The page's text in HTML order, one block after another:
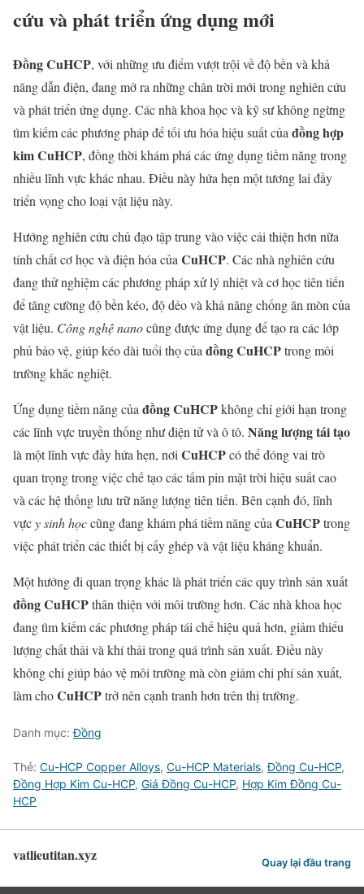
cứu và phát triển ứng dụng mới
Đồng CuHCP, với những ưu điểm vượt trội về độ bền và khả
năng dẫn điện, đang mở ra những chân trời mới trong nghiên cứu
và phát triển ứng dụng. Các nhà khoa học và kỹ sư không ngừng
tìm kiếm các phương pháp để tối ưu hóa hiệu suất của đồng hợp
kim CuHCP, đồng thời khám phá các ứng dụng tiềm năng trong
nhiều lĩnh vực khác nhau. Điều này hứa hẹn một tương lai đầy
triển vọng cho loại vật liệu này.
Hướng nghiên cứu chủ đạo tập trung vào việc cải thiện hơn nữa
tính chất cơ học và điện hóa của CuHCP. Các nhà nghiên cứu
đang thử nghiệm các phương pháp xử lý nhiệt và cơ học tiên tiến
để tăng cường độ bền kéo, độ dẻo và khả năng chống ăn mòn của
vật liệu. Công nghệ nanocũng được ứng dụng để tạo ra các lớp
phủ bảo vệ, giúp kéo dài tuổi thọ của đồng CuHCPtrong môi
trường khắc nghiệt.
Ứng dụng tiềm năng của đồng CuHCPkhông chỉ giới hạn trong
các lĩnh vực truyền thống như điện tử và ô tô. Năng lượng tái tạo
là một lĩnh vực đầy hứa hẹn, nơi CuHCPcó thể đóng vai trò
quan trọng trong việc chế tạo các tấm pin mặt trời hiệu suất cao
và các hệ thống lưu trữ năng lượng tiên tiến. Bên cạnh đó, lĩnh
vựcy sinh họccũng đang khám phá tiềm năng của CuHCPtrong
việc phát triển các thiết bị cấy ghép và vật liệu kháng khuẩn.
Một hướng đi quan trọng khác là phát triển các quy trình sản xuất
đồng CuHCPthân thiện với môi trường hơn. Các nhà khoa học
đang tìm kiếm các phương pháp tái chế hiệu quả hơn, giảm thiểu
lượng chất thải và khí thải trong quá trình sản xuất. Điều này
không chỉ giúp bảo vệ môi trường mà còn giảm chi phí sản xuất,
làm choCuHCPtrở nên cạnh tranh hơn trên thị trường.
Danh mục:Đồng
Thẻ: Cu-HCP Copper Alloys, Cu-HCP Materials,Đồng Cu-HCP,
Đồng Hợp Kim Cu-HCP, Giá Đồng Cu-HCP, Hợp Kim Đồng Cu-
HCP
vatlieutitan.xyz Quay lại đầu trang